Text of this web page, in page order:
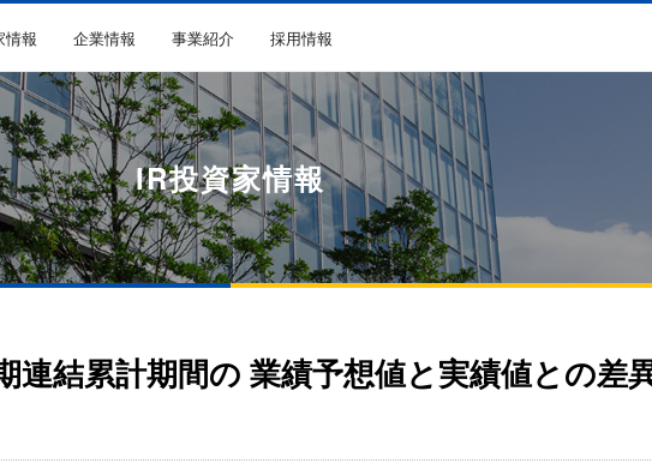
情報 企業情報 事業紹介 採用情報
IR投資家情報
連結累計期間の 業績予想値と実績値との差